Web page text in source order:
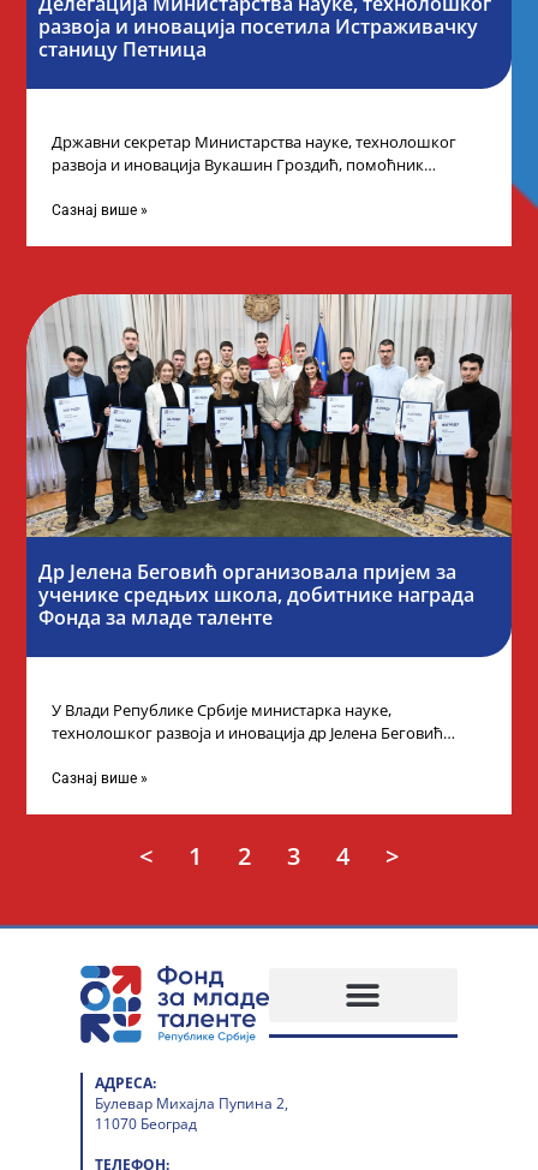
развоја и иновација посетила Истраживачку
станицу Петница
Државни секретар Министарства науке, технолошког
развоја и иновација Вукашин Гроздић, помоћник
промоцију
Сазнај више »
Др Јелена Беговић организовала пријем за
ученике средњих школа, добитнике награда
Фонда за младе таленте
У Влади Републике Србије министарка науке,
технолошког развоја и иновација др Јелена Беговић
Сазнај више »
< 1 2 3 4 >
АДРЕСА:
Булевар Михајла Пупина 2,
11070 Београд
ТЕЛЕФОН: